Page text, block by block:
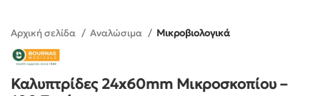
Αρχική σελίδα Αναλώσιμα Μικροβιολογικά
Καλυπτρίδες 24x60mm Μικροσκοπίου –